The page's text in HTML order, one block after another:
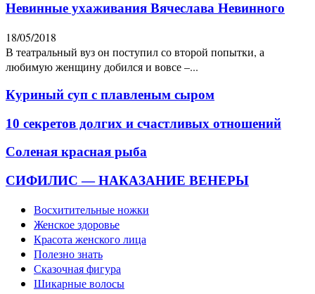
Невинные ухаживания Вячеслава Невинного
18/05/2018
В театральный вуз он поступил со второй попытки, а
любимую женщину добился и вовсе –...
Куриный суп с плавленым сыром
10 секретов долгих и счастливых отношений
Соленая красная рыба
СИФИЛИС — НАКАЗАНИЕ ВЕНЕРЫ
Восхитительные ножки
Женское здоровье
Красота женского лица
Полезно знать
Сказочная фигура
Шикарные волосы